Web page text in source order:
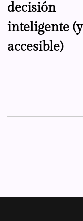
decisión
inteligente (y
accesible)